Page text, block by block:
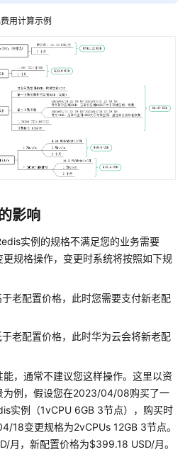
费用计算示例
影响
实例的规格不满足您的业务需要
规格操作，变更时系统将按照如下规
老配置价格，此时您需要支付新老配
老配置价格，此时华为云会将新老配
，通常不建议您这样操作。这里以资
为例，假设您在2023/04/08购买了一
实例（1vCPU 6GB 3节点），购买时
18变更规格为2vCPUs 12GB 3节点。
月，新配置价格为$399.18 USD/月。